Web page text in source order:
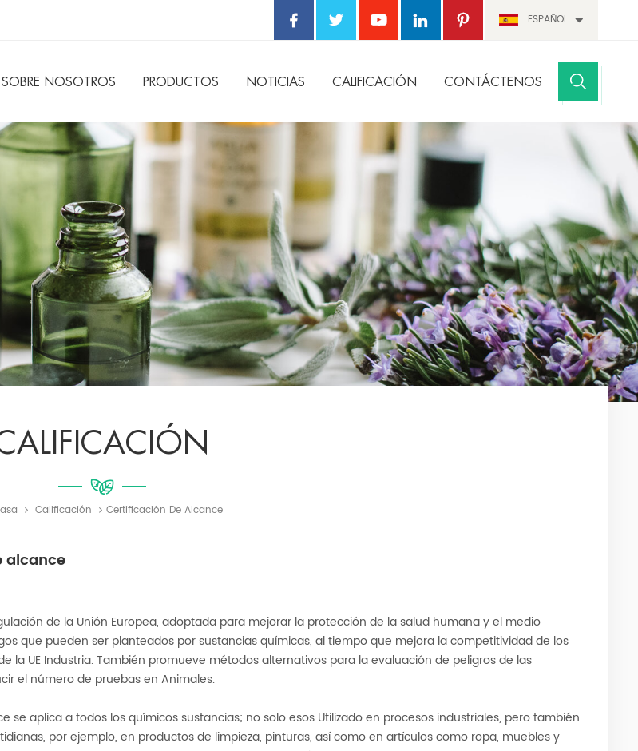
ESPAÑOL
SOBRE NOSOTROS PRODUCTOS NOTICIAS CALIFICACIÓN CONTÁCTENOS
Calificación Certificación De Alcance
alcance
de la Unión Europea, adoptada para mejorar la protección de la salud humana y el medio
que pueden ser planteados por sustancias químicas, al tiempo que mejora la competitividad de los
la UE Industria. También promueve métodos alternativos para la evaluación de peligros de las
el número de pruebas en Animales.
se aplica a todos los químicos sustancias; no solo esos Utilizado en procesos industriales, pero también
por ejemplo, en productos de limpieza, pinturas, así como en artículos como ropa, muebles y